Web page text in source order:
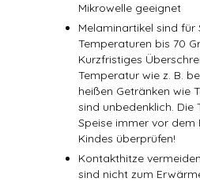
Mikrowelle geeignet
Melaminartikel sind für
Temperaturen bis 70
Kurzfristiges
Temperatur wie z. B.
heißen Getränken wie
sind unbedenklich. Die
Speise immer vor dem
Kindes überprüfen!
Kontakthitze
sind nicht zum